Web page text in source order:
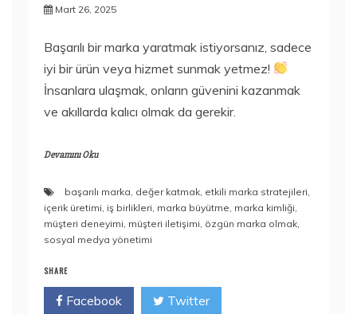
Mart 26, 2025
Başarılı bir marka yaratmak istiyorsanız, sadece
iyi bir ürün veya hizmet sunmak yetmez!
İnsanlara ulaşmak, onların güvenini kazanmak
ve akıllarda kalıcı olmak da gerekir.
Devamını Oku
başarılı marka değer katmak etkili marka stratejileri
içerik üretimi iş birlikleri marka büyütme marka kimliği
müşteri deneyimi müşteri iletişimi özgün marka olmak
sosyal medya yönetimi
SHARE
Facebook Twitter